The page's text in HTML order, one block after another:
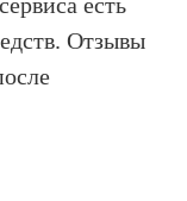
Отзывы